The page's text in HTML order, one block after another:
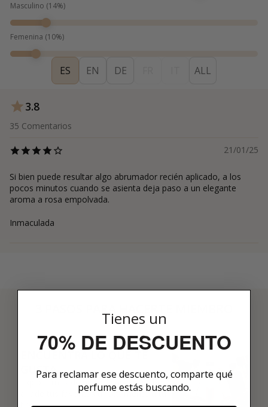
Masculino (14%)
Femenina (10%)
ES EN DE ALL
3.8
35 Comentarios
21/01/25
Si bien puede resultar algo abrumador recién aplicado, a los
pocos minutos cuando se asienta deja paso a un elegante
aroma a rosa empolvada.
Inmaculada
01
GUSTA
Explora más de 600 fragancias nicho y
añade tus favoritas directamente a tu
Tienes un
70% DE DESCUENTO
Para reclamar ese descuento, comparte qué
perfume estás buscando.